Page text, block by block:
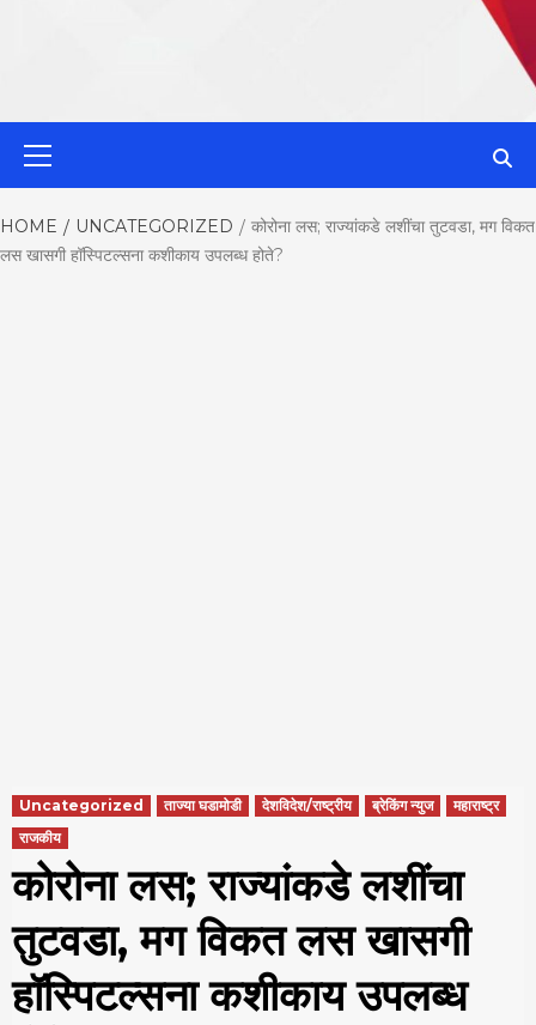
Best News
HOME UNCATEGORIZED
कोरोना लस; राज्यांकडे लशींचा तुटवडा, मग विकत
लस खासगी हॉस्पिटल्सना कशीकाय उपलब्ध होते?
Uncategorized ताज्या घडामोडी देशविदेश/राष्ट्रीय ब्रेकिंग न्युज
महाराष्ट्र
राजकीय
कोरोना लस; राज्यांकडे लशींचा
तुटवडा, मग विकत लस खासगी
हॉस्पिटल्सना कशीकाय उपलब्ध